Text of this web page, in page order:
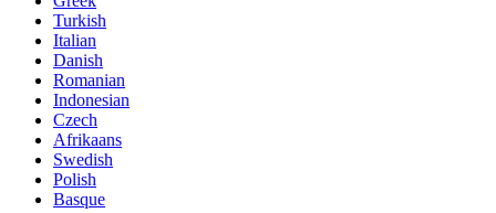
Turkish
Italian
Danish
Romanian
Indonesian
Czech
Afrikaans
Swedish
Polish
Basque